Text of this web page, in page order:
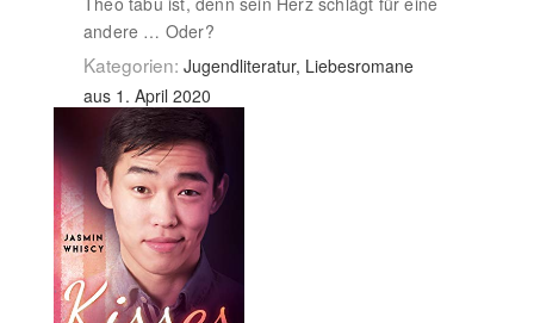
andere … Oder?
Kategorien: Jugendliteratur, Liebesromane
aus 1. April 2020